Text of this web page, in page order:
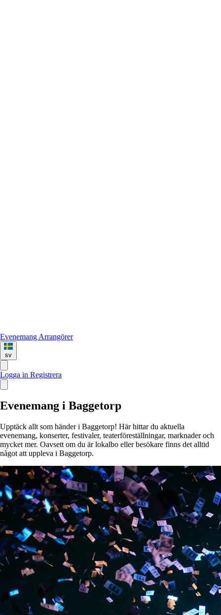
Evenemang Arrangörer
sv
Logga in Registrera
Evenemang i Baggetorp
Upptäck allt som händer i Baggetorp! Här hittar du aktuella
evenemang, konserter, festivaler, teaterföreställningar, marknader och
mycket mer. Oavsett om du är lokalbo eller besökare finns det alltid
något att uppleva i Baggetorp.